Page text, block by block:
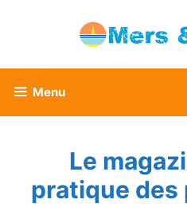
Menu
Le
pratique des